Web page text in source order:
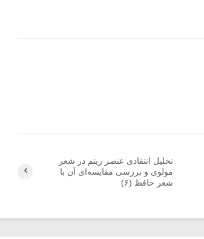
تحلیل انتقادی عنصر ریتم در شعر
مولوی و بررسی مقایسه‌ای آن با
شعر حافظ (۶)